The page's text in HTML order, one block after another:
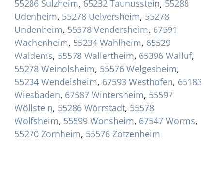
55286 Sulzheim, 65232 Taunusstein, 55288
Udenheim, 55278 Uelversheim, 55278
Undenheim, 55578 Vendersheim, 67591
Wachenheim, 55234 Wahlheim, 65529
Waldems, 55578 Wallertheim, 65396 Walluf,
55278 Weinolsheim, 55576 Welgesheim,
55234 Wendelsheim, 67593 Westhofen, 65183
Wiesbaden, 67587 Wintersheim, 55597
Wöllstein, 55286 Wörrstadt, 55578
Wolfsheim, 55599 Wonsheim, 67547 Worms,
55270 Zornheim, 55576 Zotzenheim